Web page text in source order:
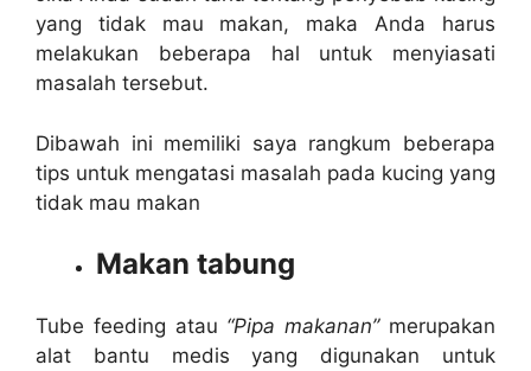
yang tidak mau makan, maka Anda harus
melakukan beberapa hal untuk menyiasati
masalah tersebut.
Dibawah ini memiliki saya rangkum beberapa
tips untuk mengatasi masalah pada kucing yang
tidak mau makan
Makan tabung
Tube feeding atau “Pipa makanan”merupakan
alat bantu medis yang digunakan untuk